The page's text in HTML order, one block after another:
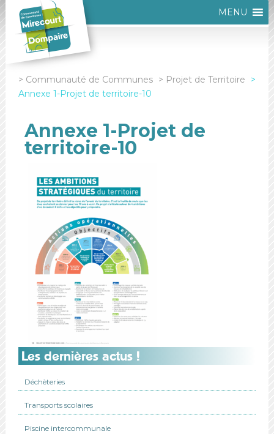
MENU
Communauté de Communes
Projet de Territoire
Annexe 1-Projet de territoire-10
Annexe 1-Projet de
territoire-10
Les dernières actus !
Déchèteries
Transports scolaires
Piscine intercommunale